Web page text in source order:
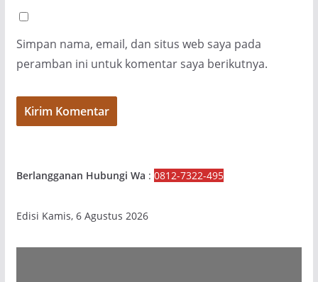
Simpan nama, email, dan situs web saya pada
peramban ini untuk komentar saya berikutnya.
Berlangganan Hubungi Wa : 0812-7322-495
Edisi Kamis, 6 Agustus 2026